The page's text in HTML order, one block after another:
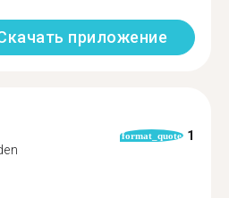
приложение
format_quote 1